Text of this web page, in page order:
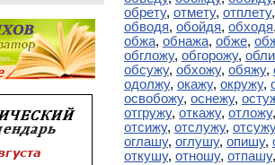
обрету, отмету, отплету
обводя, обойдя, обходя
обжа, обнажа, обже,
обгложу, обгорожу,
обсужу, обхожу, обяжу,
одолжу, окажу, окружу,
освобожу, оснежу,
отгружу, откажу, отложу
отсижу, отслужу, отсужу
оглашу, оглушу, опишу,
откушу, отношу, отпашу